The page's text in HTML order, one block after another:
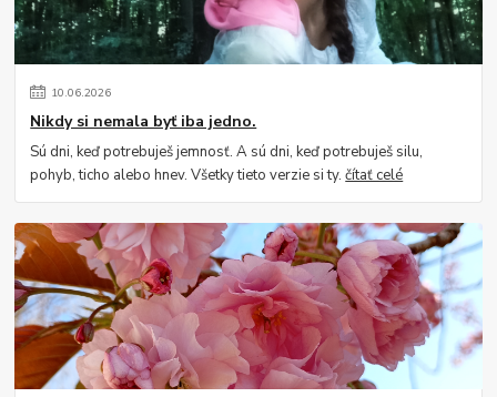
10.06.2026
Nikdy si nemala byť iba jedno.
Sú dni, keď potrebuješ jemnosť. A sú dni, keď potrebuješ silu,
pohyb, ticho alebo hnev. Všetky tieto verzie si ty.čítať celé